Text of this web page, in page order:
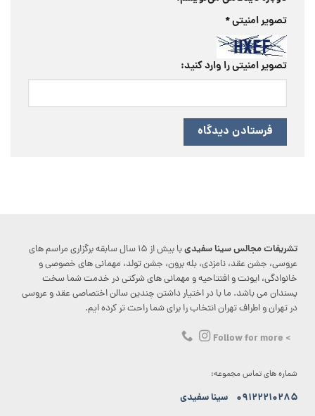
تصویر امنیتی*
تصویر امنیتی را وارد کنید:
تشریفات مجالس سینا سفیدی
با بیش از ۱۵ سال سابقه برگزاری مراسم های
عروسی، جشن عقد، نامزدی، بله برون، جشن تولد، مهمانی های خصوصی و
خانوادگی، ایونت و افتتاحیه و مهمانی های شرکتی در خدمت شما سخت
پسندان می باشد. ما با در اختیار داشتن چندین سالن اختصاصی عقد و عروسی
در تهران و اطراف تهران انتخاب را برای شما راحت تر کرده ایم.
> Follow for more
شماره های تماس مجموعه:
۰۹۱۲۲۲۱۰۲۸۵ سینا سفیدی